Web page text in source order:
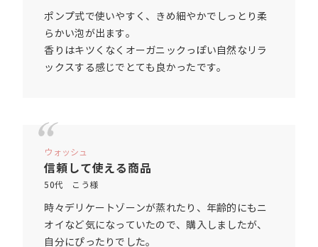
ポンプ式で使いやすく、きめ細やかでしっとり柔
らかい泡が出ます。
香りはキツくなくオーガニックっぽい自然なリラ
ックスする感じでとても良かったです。
ウォッシュ
信頼して使える商品
50代 こう様
時々デリケートゾーンが蒸れたり、年齢的にもニ
オイなど気になっていたので、購入しましたが、
自分にぴったりでした。